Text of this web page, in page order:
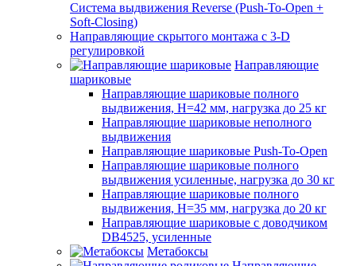
Система выдвижения Reverse (Push-To-Open +
Soft-Closing)
Направляющие скрытого монтажа с 3-D
регулировкой
Направляющие
шариковые
Направляющие шариковые полного
выдвижения, H=42 мм, нагрузка до 25 кг
Направляющие шариковые неполного
выдвижения
Направляющие шариковые Push-To-Open
Направляющие шариковые полного
выдвижения усиленные, нагрузка до 30 кг
Направляющие шариковые полного
выдвижения, H=35 мм, нагрузка до 20 кг
Направляющие шариковые с доводчиком
DB4525, усиленные
Метабоксы